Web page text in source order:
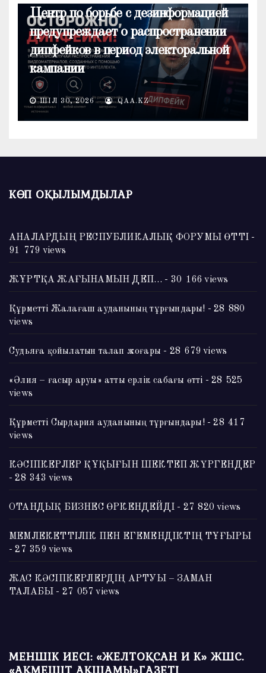
Центр по борьбе с дезинформацией
предупреждает о распространении
дипфейков в период электоральной
кампании
ШІЛ 30, 2026 QAA.KZ
КӨП ОҚЫЛЫМДЫЛАР
АНАЛАРДЫҢ РЕСПУБЛИКАЛЫҚ ФОРУМЫ ӨТТІ -
91 779 views
ЖҰРТҚА ЖАҒЫНАМЫН ДЕП… - 30 166 views
Құрметті Жалағаш ауданының тұрғындары! - 28 880
views
Судьяға қойылатын талап жоғары - 28 679 views
«Әлия – ғасыр аруы» атты ерлік сабағы өтті - 28 525
views
Құрметті Сырдария ауданының тұрғындары!- 28 417
views
КӘСІПКЕРЛЕР ҚҰҚЫҒЫН ШЕКТЕП ЖҮРГЕНДЕР
- 28 343 views
ОТАНДЫҚ БИЗНЕС ӨРКЕНДЕЙДІ - 27 820 views
МЕМЛЕКЕТТІЛІК ПЕН ЕГЕМЕНДІКТІҢ ТҰҒЫРЫ
- 27 359 views
ЖАС КӘСІПКЕРЛЕРДІҢ АРТУЫ – ЗАМАН
ТАЛАБЫ - 27 057 views
МЕНШІК ИЕСІ: «ЖЕЛТОҚСАН И К» ЖШС.